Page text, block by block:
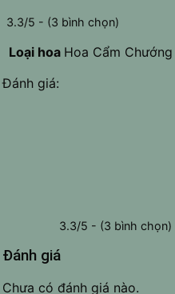
3.3/5 - (3 bình chọn)
Loại hoa Hoa Cẩm Chướng
Đánh giá:
3.3/5 - (3 bình chọn)
Đánh giá
Chưa có đánh giá nào.